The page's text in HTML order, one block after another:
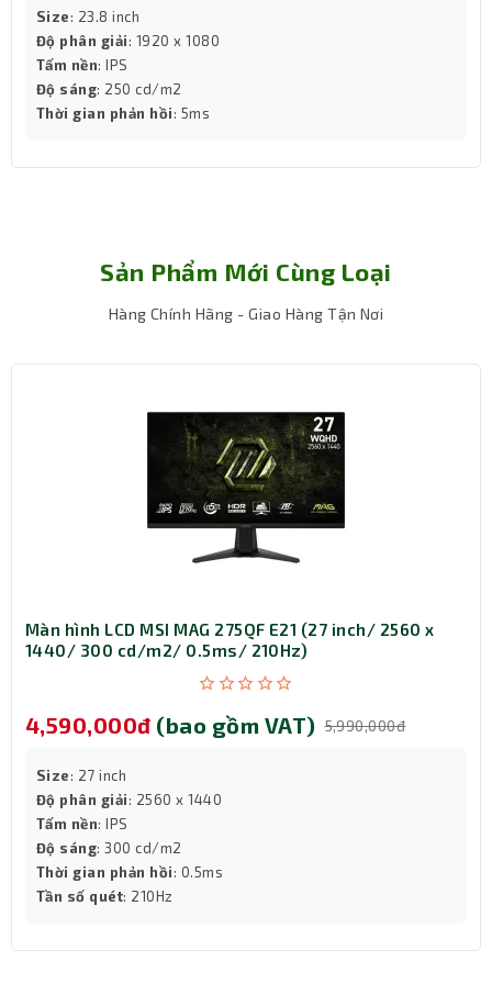
Kết nối linh hoạt – HDMI và DisplayPort
Màn hình vi tínhPhilips 27M2N3200L được trang bị 2
cổng kết nối gồm:
1 x HDMI 2.0: phổ biến, dễ kết nối với laptop,
chất lượng cao, đặc biệt hữu ích khi kết nối
với card đồ họa rời hoặc thiết bị cao cấp.
Size: 23.8 inch
Độ phân giải: 1920 x 1080
Tấm nền: IPS
Độ sáng: 250 cd/m2
Thời gian phản hồi: 5ms
Sản Phẩm Mới Cùng Loại
Hàng Chính Hãng - Giao Hàng Tận Nơi
Màn hình LCD MSI MAG 275QF E21 (27 inch/ 2560 x
1440/ 300 cd/m2/ 0.5ms/ 210Hz)
4,590,000đ (bao gồm VAT) 5,990,000đ
Size: 27 inch
Độ phân giải: 2560 x 1440
Tấm nền: IPS
Độ sáng: 300 cd/m2
Thời gian phản hồi: 0.5ms
Tần số quét: 210Hz